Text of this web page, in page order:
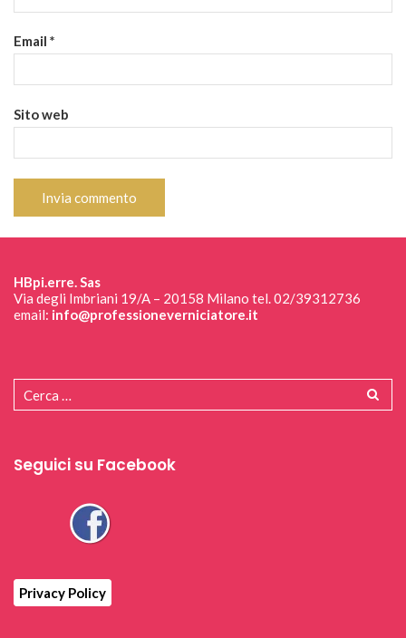
Email *
Sito web
HBpi.erre. Sas
Via degli Imbriani 19/A – 20158 Milano tel. 02/39312736
email: info@professioneverniciatore.it
Seguici su Facebook
Privacy Policy